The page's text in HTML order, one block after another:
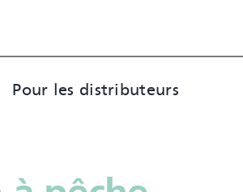
Pour les distributeurs